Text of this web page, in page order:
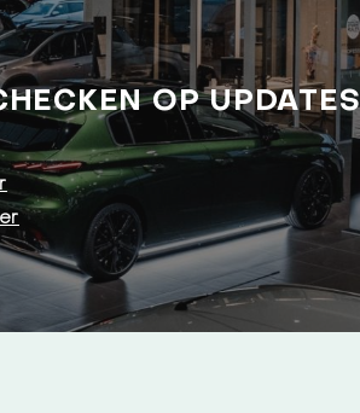
OP